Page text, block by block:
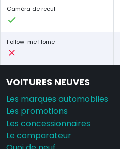
Caméra de recul
Follow-me Home
VOITURES NEUVES
Les marques automobiles
Les promotions
Les concessionnaires
Le comparateur